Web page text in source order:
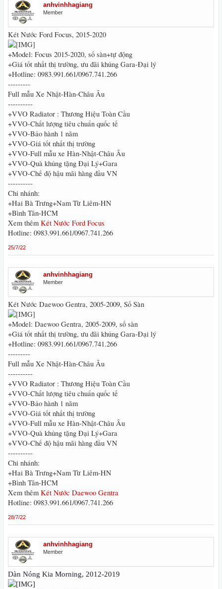
anhvinhhagiang
Member
Két Nước Ford Focus, 2015-2020
+Model: Focus 2015-2020, số sàn+tự động
+Giá tốt nhất thị trường, ưu đãi khủng Gara-Đại lý
+Hotline: 0983.991.661/0967.741.266
---------
Full mẫu Xe Nhật-Hàn-Châu Âu
----------
+VVO Radiator : Thương Hiệu Toàn Cầu
+VVO-Chất lượng tiêu chuẩn quốc tế
+VVO-Bảo hành 1 năm
+VVO-Giá tốt nhất thị trường
+VVO-Full mẫu xe Hàn-Nhật-Châu Âu
+VVO-Quà khủng tặng Đại Lý+Gara
+VVO-Chế độ hậu mãi hàng đầu VN
----------
Chi nhánh:
+Hai Bà Trưng+Nam Từ Liêm-HN
+Bình Tân-HCM
Xem thêm Két Nước Ford Focus
Hotline: 0983.991.661/0967.741.266
25/7/22
anhvinhhagiang
Member
Két Nước Daewoo Gentra, 2005-2009, Số Sàn
+Model: Daewoo Gentra, 2005-2009, số sàn
+Giá tốt nhất thị trường, ưu đãi khủng Gara-Đại lý
+Hotline: 0983.991.661/0967.741.266
---------
Full mẫu Xe Nhật-Hàn-Châu Âu
----------
+VVO Radiator : Thương Hiệu Toàn Cầu
+VVO-Chất lượng tiêu chuẩn quốc tế
+VVO-Bảo hành 1 năm
+VVO-Giá tốt nhất thị trường
+VVO-Full mẫu xe Hàn-Nhật-Châu Âu
+VVO-Quà khủng tặng Đại Lý+Gara
+VVO-Chế độ hậu mãi hàng đầu VN
----------
Chi nhánh:
+Hai Bà Trưng+Nam Từ Liêm-HN
+Bình Tân-HCM
Xem thêm Két Nước Daewoo Gentra
Hotline: 0983.991.661/0967.741.266
28/7/22
anhvinhhagiang
Member
Dàn Nóng Kia Morning, 2012-2019